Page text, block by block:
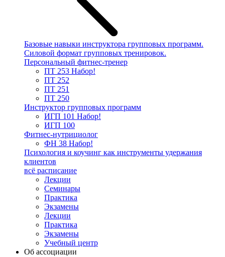
Базовые навыки инструктора групповых программ.
Силовой формат групповых тренировок.
Персональный фитнес-тренер
ПТ 253 Набор!
ПТ 252
ПТ 251
ПТ 250
Инструктор групповых программ
ИГП 101 Набор!
ИГП 100
Фитнес-нутрициолог
ФН 38 Набор!
Психология и коучинг как инструменты удержания
клиентов
всё расписание
Лекции
Семинары
Практика
Экзамены
Лекции
Практика
Экзамены
Учебный центр
Об ассоциации